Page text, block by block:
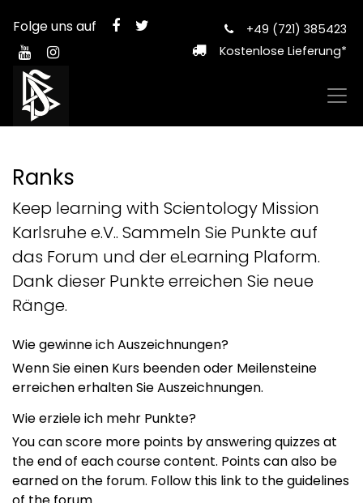
Folge uns auf
+49 (721) 385423
Kostenlose Lieferung*
Ranks
Keep learning with Scientology Mission
Karlsruhe e.V.. Sammeln Sie Punkte auf
das Forum und der eLearning Plaform.
Dank dieser Punkte erreichen Sie neue
Ränge.
Wie gewinne ich Auszeichnungen?
Wenn Sie einen Kurs beenden oder Meilensteine
erreichen erhalten Sie Auszeichnungen.
Wie erziele ich mehr Punkte?
You can score more points by answering quizzes at
the end of each course content. Points can also be
earned on the forum. Follow this link to the guidelines